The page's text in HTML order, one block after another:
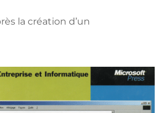
la création d’un